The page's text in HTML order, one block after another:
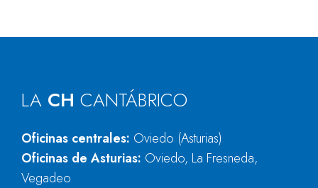
LA CH CANTÁBRICO
Oficinas centrales: Oviedo (Asturias)
Oficinas de Asturias: Oviedo, La Fresneda,
Vegadeo